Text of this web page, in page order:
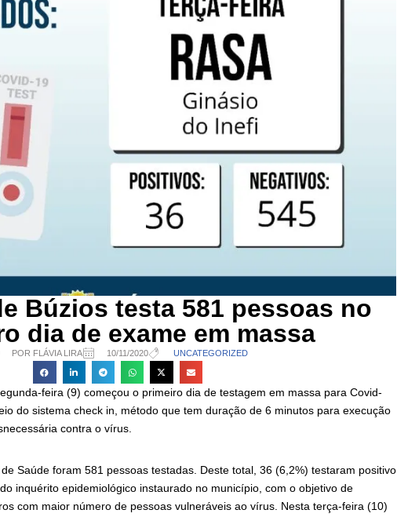
Búzios testa 581 pessoas no
dia de exame em massa
POR FLÁVIA LIRA 10/11/2020 UNCATEGORIZED
feira (9) começou o primeiro dia de testagem em massa para Covid-
do sistema check in, método que tem duração de 6 minutos para execução
contra o vírus.
Saúde foram 581 pessoas testadas. Deste total, 36 (6,2%) testaram positivo
inquérito epidemiológico instaurado no município, com o objetivo de
com maior número de pessoas vulneráveis ao vírus. Nesta terça-feira (10)